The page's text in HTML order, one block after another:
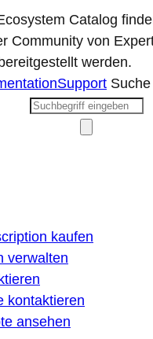
Catalog
Community von
werden.
Support Suche
kaufen
verwalten
kontaktieren
ansehen